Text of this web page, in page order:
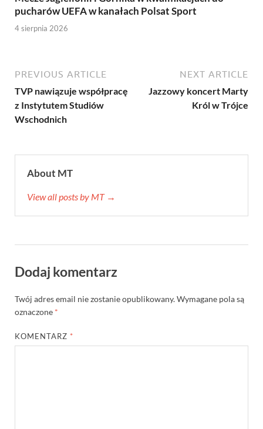
pucharów UEFA w kanałach Polsat Sport
4 sierpnia 2026
PREVIOUS ARTICLE
TVP nawiązuje współpracę
z Instytutem Studiów
Wschodnich
NEXT ARTICLE
Jazzowy koncert Marty
Król w Trójce
About MT
View all posts by MT →
Dodaj komentarz
Twój adres email nie zostanie opublikowany.Wymagane pola są
oznaczone *
KOMENTARZ *